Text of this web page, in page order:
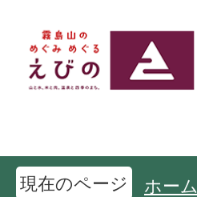
現在のページ ホーム